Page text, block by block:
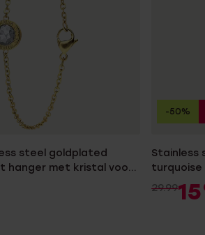
steel goldplated
hanger met kristal voor
Stainless
turquoise
29.9915
-50%